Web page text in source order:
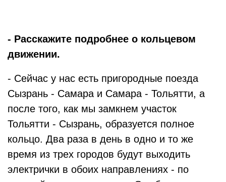
- Расскажите подробнее о кольцевом
движении.
- Сейчас у нас есть пригородные поезда
Сызрань - Самара и Самара - Тольятти, а
после того, как мы замкнем участок
Тольятти - Сызрань, образуется полное
кольцо. Два раза в день в одно и то же
время из трех городов будут выходить
электрички в обоих направлениях - по